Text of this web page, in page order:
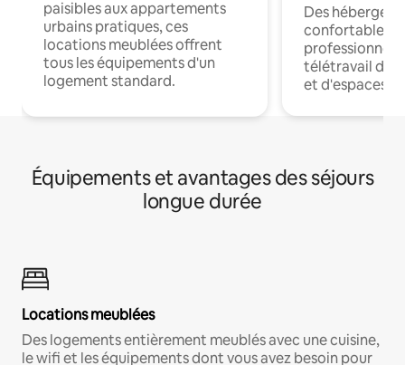
paisibles aux appartements
urbains pratiques, ces
locations meublées offrent
tous les équipements d'un
logement standard.
Des
confortables
professionnels
télétravail
et d'espaces
Équipements et avantages des séjours
longue durée
Locations meublées
Des logements entièrement meublés avec une cuisine,
le wifi et les équipements dont vous avez besoin pour